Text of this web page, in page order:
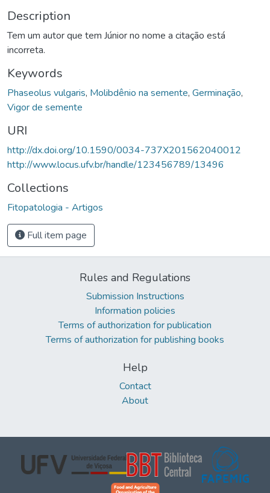
Description
Tem um autor que tem Júnior no nome a citação está
incorreta.
Keywords
Phaseolus vulgaris, Molibdênio na semente, Germinação,
Vigor de semente
URI
http://dx.doi.org/10.1590/0034-737X201562040012
http://www.locus.ufv.br/handle/123456789/13496
Collections
Fitopatologia - Artigos
Full item page
Rules and Regulations
Submission Instructions
Information policies
Terms of authorization for publication
Terms of authorization for publishing books
Help
Contact
About